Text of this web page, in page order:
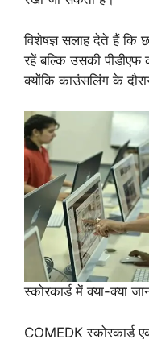
विशेषज्ञ सलाह देते हैं
रहें बल्कि उसकी पीडीएफ
क्योंकि काउंसलिंग के
स्कोरकार्ड में क्या-क्या
COMEDK स्कोरकार्ड